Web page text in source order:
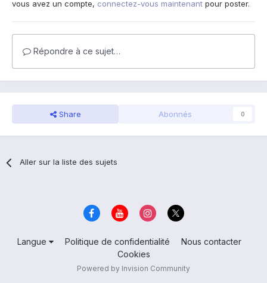
vous avez un compte, connectez-vous maintenant pour poster.
Répondre à ce sujet…
Share Abonnés 0
Aller sur la liste des sujets
Langue Politique de confidentialité
Nous contacter
Cookies
Powered by Invision Community